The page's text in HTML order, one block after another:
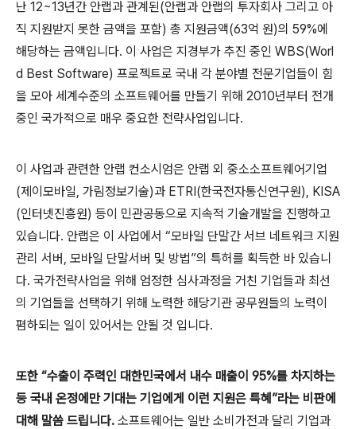
난 12~13년간 안랩과 관계된(안랩과 안랩의 투자회사 그리고 아
직 지원받지 못한 금액을 포함) 총 지원금액(63억 원)의 59%에
해당하는 금액입니다. 이 사업은 지경부가 추진 중인 WBS(Worl
d Best Software) 프로젝트로 국내 각 분야별 전문기업들이 힘
을 모아 세계수준의 소프트웨어를 만들기 위해 2010년부터 전개
중인 국가적으로 매우 중요한 전략사업입니다.
이 사업과 관련한 안랩 컨소시엄은 안랩 외 중소소프트웨어기업
(제이모바일, 가림정보기술)과 ETRI(한국전자통신연구원), KISA
(인터넷진흥원) 등이 민관공동으로 지속적 기술개발을 진행하고
있습니다. 안랩은 이 사업에서 “모바일 단말간 서브 네트워크 지원
관리 서버, 모바일 단말서버 및 방법”의 특허를 획득한 바 있습니
다. 국가전략사업을 위해 엄정한 심사과정을 거친 기업들과 최선
의 기업들을 선택하기 위해 노력한 해당기관 공무원들의 노력이
폄하되는 일이 있어서는 안될 것 입니다.
또한 “수출이 주력인 대한민국에서 내수 매출이 95%를 차지하는
등 국내 온정에만 기대는 기업에게 이런 지원은 특혜”라는 비판에
대해 말씀 드립니다. 소프트웨어는 일반 소비가전과 달리 기업과